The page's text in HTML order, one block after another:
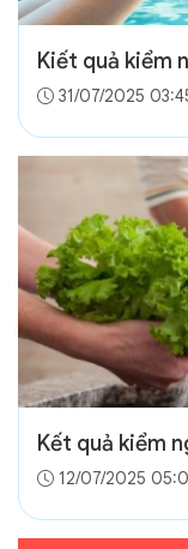
Kiết quả kiểm
31/07/2025
Kết quả kiểm
12/07/2025